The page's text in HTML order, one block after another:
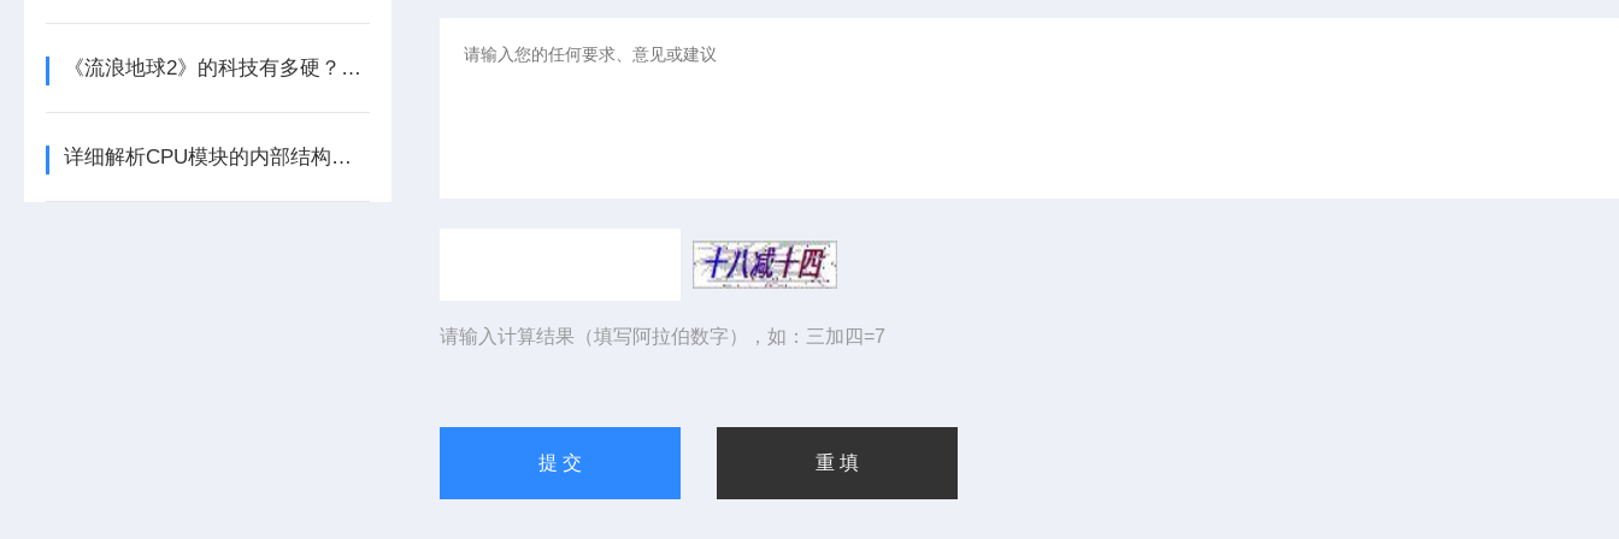
《流浪地球2》的科技有多硬？工业移动机器人首登大银幕
详细解析CPU模块的内部结构及其功能
请输入计算结果（填写阿拉伯数字），如：三加四=7